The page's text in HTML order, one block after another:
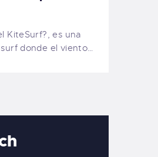
KiteSurf?, es una
donde el viento…